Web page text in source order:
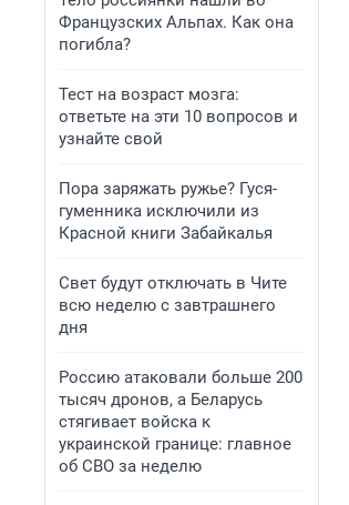
Французских Альпах. Как она
погибла?
Тест на возраст мозга:
ответьте на эти 10 вопросов и
узнайте свой
Пора заряжать ружье? Гуся-
гуменника исключили из
Красной книги Забайкалья
Свет будут отключать в Чите
всю неделю с завтрашнего
дня
Россию атаковали больше 200
тысяч дронов, а Беларусь
стягивает войска к
украинской границе: главное
об СВО за неделю